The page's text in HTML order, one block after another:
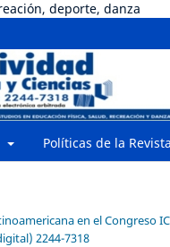
deporte, danza
Políticas de la Revista
en el Congreso
2244-7318